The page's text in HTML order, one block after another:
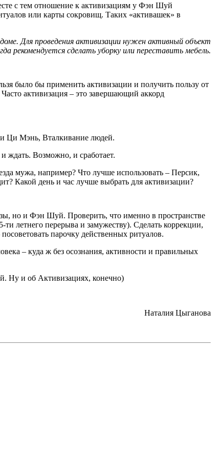
с тем отношение к активизациям у Фэн Шуй
или карты сокровищ. Таких «активашек» в
Для проведения активизации нужен активный объект
рекомендуется сделать уборку или переставить мебель.
было бы применить активизации и получить пользу от
активизация – это завершающий аккорд
Ци Мэнь, Вталкивание людей.
ждать. Возможно, и сработает.
мужа, например? Что лучше использовать – Персик,
Какой день и час лучше выбрать для активизации?
но и Фэн Шуй. Проверить, что именно в пространстве
летнего перерыва и замужеству). Сделать коррекции,
парочку действенных ритуалов.
– куда ж без осознания, активности и правильных
Ну и об Активизациях, конечно)
Наталия Цыганова